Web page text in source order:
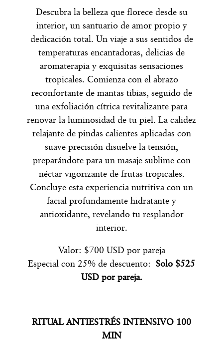
Descubra la belleza que florece desde su
interior, un santuario de amor propio y
dedicación total. Un viaje a sus sentidos de
temperaturas encantadoras, delicias de
aromaterapia y exquisitas sensaciones
tropicales. Comienza con el abrazo
reconfortante de mantas tibias, seguido de
una exfoliación cítrica revitalizante para
renovar la luminosidad de tu piel. La calidez
relajante de pindas calientes aplicadas con
suave precisión disuelve la tensión,
preparándote para un masaje sublime con
néctar vigorizante de frutas tropicales.
Concluye esta experiencia nutritiva con un
facial profundamente hidratante y
antioxidante, revelando tu resplandor
interior.
Valor: $700 USD por pareja
Especial con 25% de descuento: Solo $525
USD por pareja.
RITUAL ANTIESTRÉS INTENSIVO 100
MIN